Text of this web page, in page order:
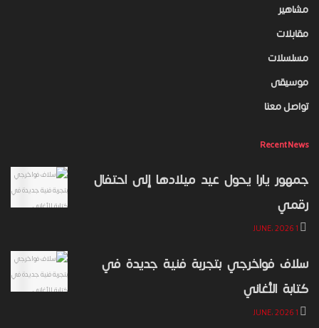
مشاهير
مقابلات
مسلسلات
موسيقى
تواصل معنا
Recent News
جمهور يارا يحول عيد ميلادها إلى احتفال
رقمي
سلاف فواخرجي بتجربة فنية جديدة في
كتابة الأغاني